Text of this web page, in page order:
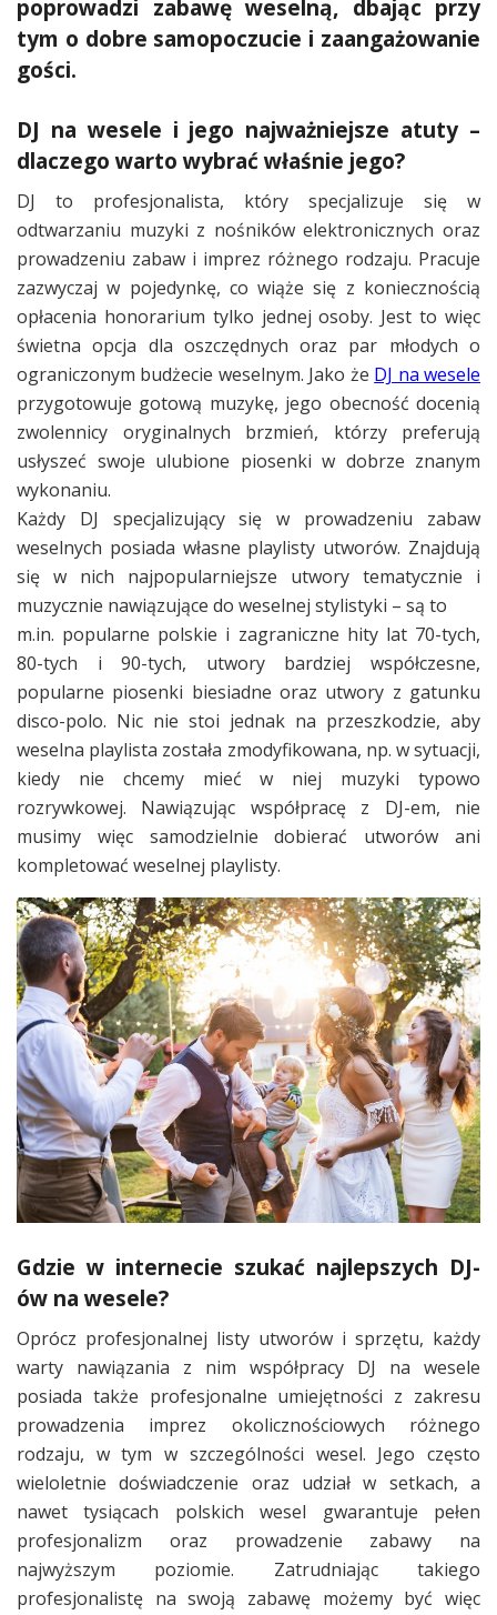
poprowadzi zabawę weselną, dbając przy
tym o dobre samopoczucie i zaangażowanie
gości.
DJ na wesele i jego najważniejsze atuty –
dlaczego warto wybrać właśnie jego?
DJ to profesjonalista, który specjalizuje się w
odtwarzaniu muzyki z nośników elektronicznych oraz
prowadzeniu zabaw i imprez różnego rodzaju. Pracuje
zazwyczaj w pojedynkę, co wiąże się z koniecznością
opłacenia honorarium tylko jednej osoby. Jest to więc
świetna opcja dla oszczędnych oraz par młodych o
ograniczonym budżecie weselnym. Jako że DJ na wesele
przygotowuje gotową muzykę, jego obecność docenią
zwolennicy oryginalnych brzmień, którzy preferują
usłyszeć swoje ulubione piosenki w dobrze znanym
wykonaniu.
Każdy DJ specjalizujący się w prowadzeniu zabaw
weselnych posiada własne playlisty utworów. Znajdują
się w nich najpopularniejsze utwory tematycznie i
muzycznie nawiązujące do weselnej stylistyki – są to
m.in. popularne polskie i zagraniczne hity lat 70-tych,
80-tych i 90-tych, utwory bardziej współczesne,
popularne piosenki biesiadne oraz utwory z gatunku
disco-polo. Nic nie stoi jednak na przeszkodzie, aby
weselna playlista została zmodyfikowana, np. w sytuacji,
kiedy nie chcemy mieć w niej muzyki typowo
rozrywkowej. Nawiązując współpracę z DJ-em, nie
musimy więc samodzielnie dobierać utworów ani
kompletować weselnej playlisty.
Gdzie w internecie szukać najlepszych DJ-
ów na wesele?
Oprócz profesjonalnej listy utworów i sprzętu, każdy
warty nawiązania z nim współpracy DJ na wesele
posiada także profesjonalne umiejętności z zakresu
prowadzenia imprez okolicznościowych różnego
rodzaju, w tym w szczególności wesel. Jego często
wieloletnie doświadczenie oraz udział w setkach, a
nawet tysiącach polskich wesel gwarantuje pełen
profesjonalizm oraz prowadzenie zabawy na
najwyższym poziomie. Zatrudniając takiego
profesjonalistę na swoją zabawę możemy być więc